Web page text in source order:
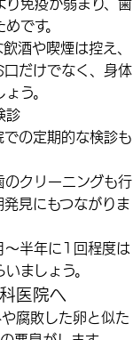
です。
酒や喫煙は控え、
だけでなく、身体
う。
診
の定期的な検診も
クリーニングも行
見にもつながりま
〜半年に1回程度は
ましょう。
医院へ
腐敗した卵と似た